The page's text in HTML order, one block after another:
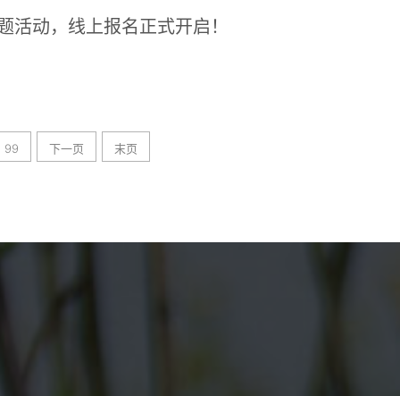
动，线上报名正式开启！
99 下一页 末页